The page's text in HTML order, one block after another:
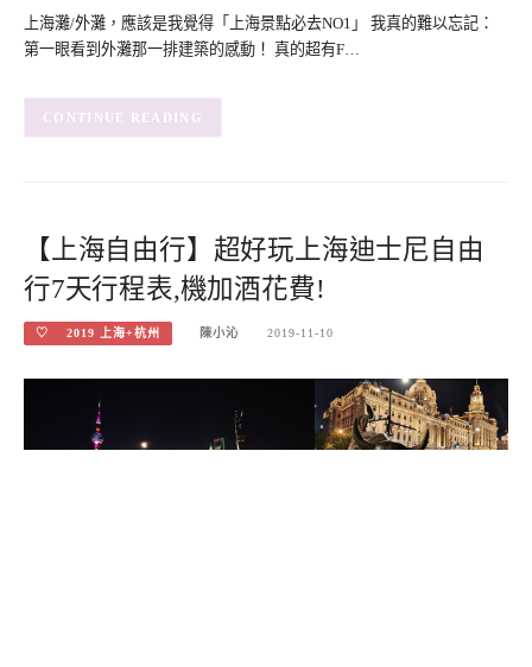
上海灘/外灘，應該是我覺得「上海景點必去NO1」 我真的難以忘記：
第一眼看到外灘那一排建築的感動！ 真的超有F…
CONTINUE READING
【上海自由行】超好玩上海迪士尼自由
行7天行程表,機加酒花費!
♡ 2019 上海+杭州 陳小沁 2019-11-10